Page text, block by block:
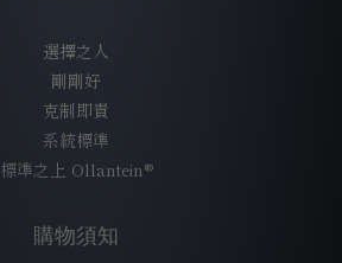
選擇之人
剛剛好
克制即責
系統標準
標準之上 Ollantein®
購物須知